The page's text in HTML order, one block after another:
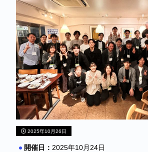
2025年10月26日
開催日： 2025年10月24日